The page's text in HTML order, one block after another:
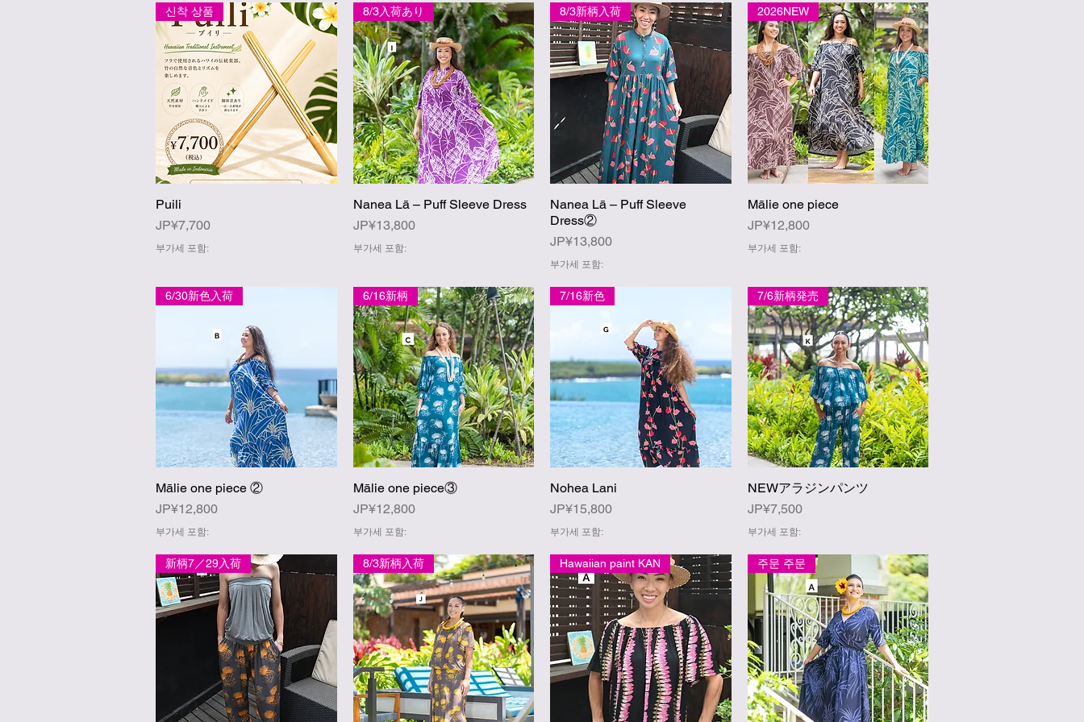
신착 상품
Puili
가격
JP¥7,700
부가세 포함:
제품보기
8/3入荷あり
Nanea Lā – Puff Sleeve Dress
가격
JP¥13,800
부가세 포함:
제품보기
8/3新柄入荷
Nanea Lā – Puff Sleeve
Dress②
가격
JP¥13,800
부가세 포함:
제품보기
2026NEW
Mālie one piece
가격
JP¥12,800
부가세 포함:
제품보기
6/30新色入荷
Mālie one piece ②
가격
JP¥12,800
부가세 포함:
제품보기
6/16新柄
Mālie one piece③
가격
JP¥12,800
부가세 포함:
7/16新色
Nohea Lani
가격
JP¥15,800
부가세 포함:
제품보기
7/6新柄発売
NEWアラジンパンツ
가격
JP¥7,500
부가세 포함:
新柄7／29入荷 8/3新柄入荷 Hawaiian paint KAN 주문 주문